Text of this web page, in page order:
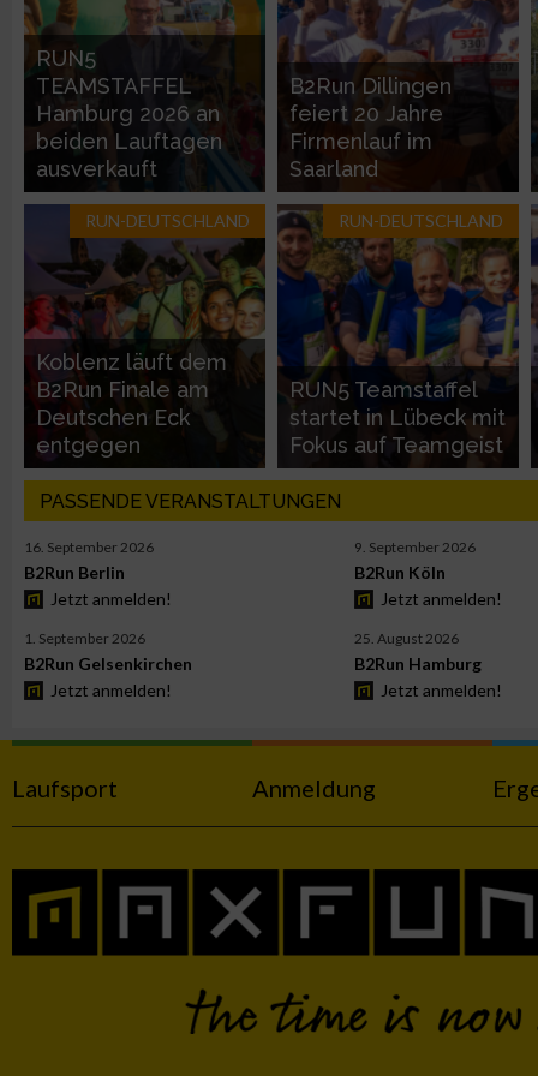
RUN5
TEAMSTAFFEL
Hamburg 2026 an
beiden Lauftagen
ausverkauft
B2Run Dillingen
feiert 20 Jahre
Firmenlauf im
Saarland
RUN-DEUTSCHLAND
Koblenz läuft dem
B2Run Finale am
Deutschen Eck
entgegen
RUN-DEUTSCHLAND
RUN5 Teamstaffel
startet in Lübeck mit
Fokus auf Teamgeist
PASSENDE VERANSTALTUNGEN
16. September 2026
B2Run Berlin
Jetzt anmelden!
9. September 2026
B2Run Köln
Jetzt anmelden!
1. September 2026
B2Run Gelsenkirchen
Jetzt anmelden!
25. August 2026
B2Run Hamburg
Jetzt anmelden!
Laufsport Anmeldung
Entwicklung und Verbesserung der Angebote
Verwendung reduzierter Daten zur Auswahl von Inhalten
IAB-Besonderheiten:
Verwendung genauer Standortdaten
Geräte anhand von aktiv angeforderten Informationen
Nicht-IAB-Verarbeitungszwecke:
Notwendig
Performance
Funktional
Werbung